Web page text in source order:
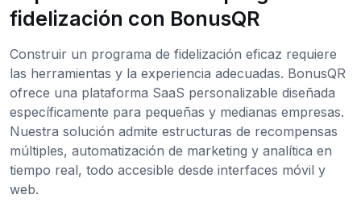
fidelización con BonusQR
Construir un programa de fidelización eficaz requiere
las herramientas y la experiencia adecuadas. BonusQR
ofrece una plataforma SaaS personalizable diseñada
específicamente para pequeñas y medianas empresas.
Nuestra solución admite estructuras de recompensas
múltiples, automatización de marketing y analítica en
tiempo real, todo accesible desde interfaces móvil y
web.